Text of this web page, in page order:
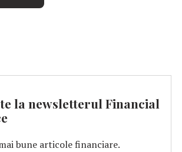
la newsletterul Financial
bune articole financiare.